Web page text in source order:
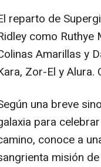
reparto de
como
Amarillas y
Zor-El y
una breve
para
conoce a
misión